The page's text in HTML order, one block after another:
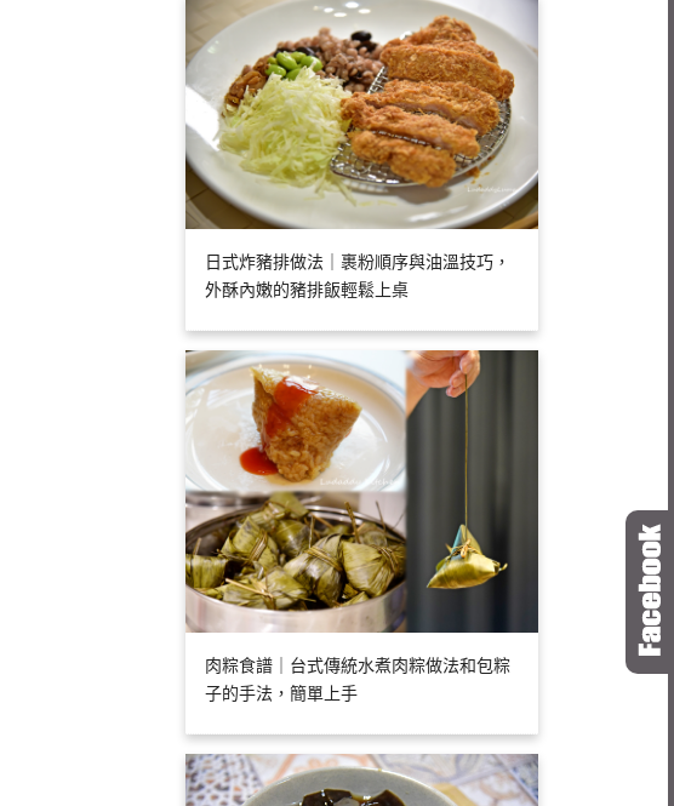
日式炸豬排做法｜裹粉順序與油溫技巧，
外酥內嫩的豬排飯輕鬆上桌
肉粽食譜｜台式傳統水煮肉粽做法和包粽
子的手法，簡單上手